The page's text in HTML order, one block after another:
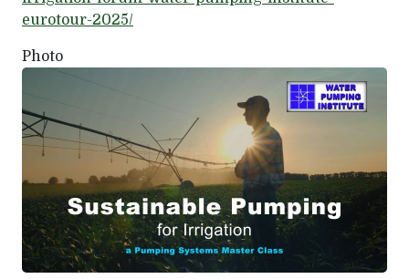
eurotour-2025/
Photo